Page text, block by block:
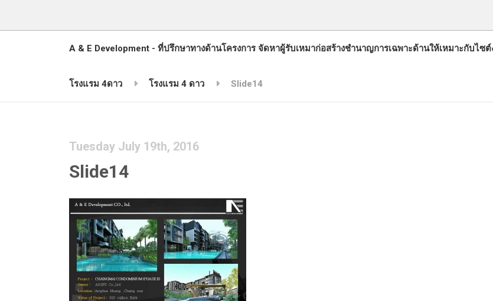
A & E Development - ที่ปรึกษาทางด้านโครงการ จัดหาผู้รับเหมาก่อสร้างชำนาญการเฉพาะด้านให้เหมาะกับไซ
โรงแรม 4ดาว โรงแรม 4 ดาว Slide14
Tuesday July 19th, 2016
Slide14